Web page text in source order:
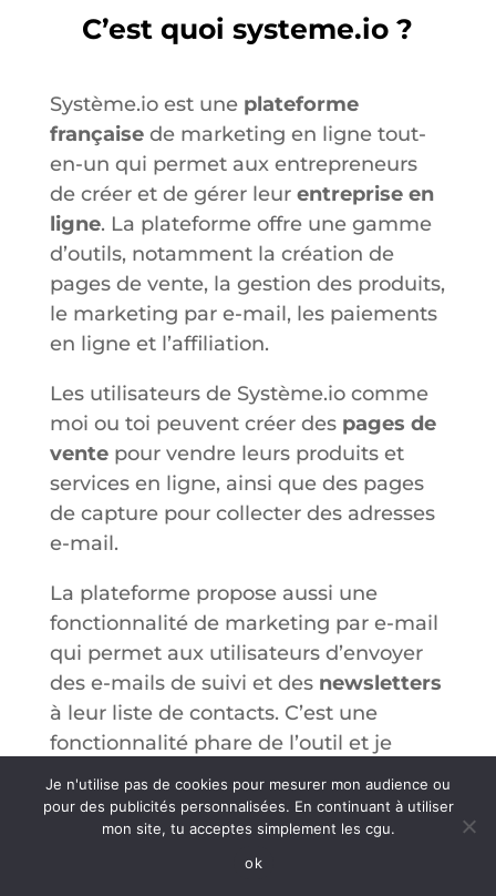
C’est quoi systeme.io ?
Système.io est une plateforme
françaisede marketing en ligne tout-
en-un qui permet aux entrepreneurs
de créer et de gérer leurentreprise en
ligne. La plateforme offre une gamme
d’outils, notamment la création de
pages de vente, la gestion des produits,
le marketing par e-mail, les paiements
en ligne et l’affiliation.
Les utilisateurs de Système.io comme
moi ou toi peuvent créer despages de
ventepour vendre leurs produits et
services en ligne, ainsi que des pages
de capture pour collecter des adresses
e-mail.
La plateforme propose aussi une
fonctionnalité de marketing par e-mail
qui permet aux utilisateurs d’envoyer
des e-mails de suivi et des newsletters
à leur liste de contacts. C’est une
fonctionnalité phare de l’outil et je
t’avoue qu’elle est vraiment géniale !
Le fondateur de systeme io utilise
beaucoup les emails et il sait que c’est
Je n'utilise pas de cookies pour mesurer mon audience ou
pour des publicités personnalisées. En continuant à utiliser
mon site, tu acceptes simplement les cgu.
ok